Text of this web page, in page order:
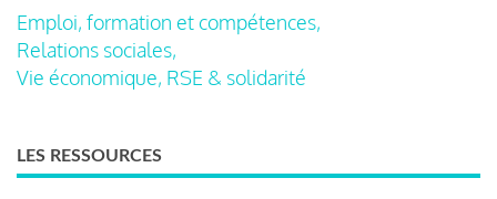
Emploi, formation et compétences,
Relations sociales,
Vie économique, RSE & solidarité
LES RESSOURCES